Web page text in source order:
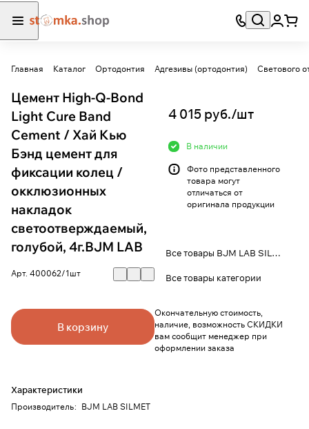
Главная Каталог Ортодонтия Адгезивы (ортодонтия) Светового
Цемент High-Q-Bond
Light Cure Band
Cement / Хай Кью
Бэнд цемент для
фиксации колец /
окклюзионных
накладок
светоотверждаемый,
голубой, 4г.BJM LAB
Арт. 400062/1шт
В корзину
Характеристики
Производитель: BJM LAB SILMET
4 015 руб./шт
В наличии
Фото представленного
товара могут
отличаться от
оригинала продукции
Все товары BJM LAB SILMET
Все товары категории
Окончательную стоимость,
наличие, возможность СКИДКИ
вам сообщит менеджер при
оформлении заказа